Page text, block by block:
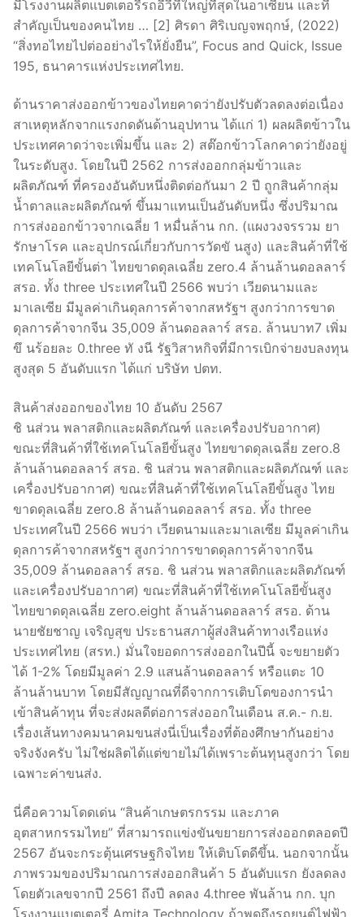
มีโรงงานผลิตแบตเตอรี่รถอีวีที่ใหญ่ที่สุดในอาเซียน และที่
สําคัญเป็นของคนไทย … [2] ศิรดา ศิริเบญจพฤกษ์, (2022)
“สิ่งทอไทยไปต่ออย่างไรให้ยั่งยืน”, Focus and Quick, Issue
195, ธนาคารแห่งประเทศไทย.
ด้านราคาส่งออกข้าวของไทยคาดว่ายังปรับตัวลดลงต่อเนื่อง
สาเหตุหลักจากแรงกดดันด้านอุปทาน ได้แก่ 1) ผลผลิตข้าวใน
ประเทศคาดว่าจะเพิ่มขึ้น และ 2) สต๊อกข้าวโลกคาดว่ายังอยู่
ในระดับสูง. โดยในปี 2562 การส่งออกกลุ่มข้าวและ
ผลิตภัณฑ์ ที่ครองอันดับหนึ่งติดต่อกันมา 2 ปี ถูกสินค้ากลุ่ม
น้ำตาลและผลิตภัณฑ์ ขึ้นมาแทนเป็นอันดับหนึ่ง ซึ่งปริมาณ
การส่งออกข้าวจากเฉลี่ย 1 หมื่นล้าน กก. (แผงวงจรรวม ยา
รักษาโรค และอุปกรณ์เกี่ยวกับการวัดขั นสูง) และสินค้าที่ใช้
เทคโนโลยีขั้นต่า ไทยขาดดุลเฉลี่ย zero.4 ล้านล้านดอลลาร์
สรอ. ทั้ง three ประเทศในปี 2566 พบว่า เวียดนามและ
มาเลเซีย มีมูลค่าเกินดุลการค้าจากสหรัฐฯ สูงกว่าการขาด
ดุลการค้าจากจีน 35,009 ล้านดอลลาร์ สรอ. ล้านบาท7 เพิ่ม
ขึ นร้อยละ 0.three ทั งนี รัฐวิสาหกิจที่มีการเบิกจ่ายงบลงทุน
สูงสุด 5 อันดับแรก ได้แก่ บริษัท ปตท.
สินค้าส่งออกของไทย 10 อันดับ 2567
ชิ นส่วน พลาสติกและผลิตภัณฑ์ และเครื่องปรับอากาศ)
ขณะที่สินค้าที่ใช้เทคโนโลยีขั้นสูง ไทยขาดดุลเฉลี่ย zero.8
ล้านล้านดอลลาร์ สรอ. ชิ นส่วน พลาสติกและผลิตภัณฑ์ และ
เครื่องปรับอากาศ) ขณะที่สินค้าที่ใช้เทคโนโลยีขั้นสูง ไทย
ขาดดุลเฉลี่ย zero.8 ล้านล้านดอลลาร์ สรอ. ทั้ง three
ประเทศในปี 2566 พบว่า เวียดนามและมาเลเซีย มีมูลค่าเกิน
ดุลการค้าจากสหรัฐฯ สูงกว่าการขาดดุลการค้าจากจีน
35,009 ล้านดอลลาร์ สรอ. ชิ นส่วน พลาสติกและผลิตภัณฑ์
และเครื่องปรับอากาศ) ขณะที่สินค้าที่ใช้เทคโนโลยีขั้นสูง
ไทยขาดดุลเฉลี่ย zero.eight ล้านล้านดอลลาร์ สรอ. ด้าน
นายชัยชาญ เจริญสุข ประธานสภาผู้ส่งสินค้าทางเรือแห่ง
ประเทศไทย (สรท.) มั่นใจยอดการส่งออกในปีนี้ จะขยายตัว
ได้ 1-2% โดยมีมูลค่า 2.9 แสนล้านดอลลาร์ หรือแตะ 10
ล้านล้านบาท โดยมีสัญญาณที่ดีจากการเติบโตของการนำ
เข้าสินค้าทุน ที่จะส่งผลดีต่อการส่งออกในเดือน ส.ค.- ก.ย.
เรื่องเส้นทางคมนาคมขนส่งนี่เป็นเรื่องที่ต้องศึกษากันอย่าง
จริงจังครับ ไม่ใช่ผลิตได้แต่ขายไม่ได้เพราะต้นทุนสูงกว่า โดย
เฉพาะค่าขนส่ง.
นี่คือความโดดเด่น “สินค้าเกษตรกรรม และภาค
อุตสาหกรรมไทย” ที่สามารถแข่งขันขยายการส่งออกตลอดปี
2567 อันจะกระตุ้นเศรษฐกิจไทย ให้เติบโตดีขึ้น. นอกจากนั้น
ภาพรวมของปริมาณการส่งออกสินค้า 5 อันดับแรก ยังลดลง
โดยตัวเลขจากปี 2561 ถึงปี ลดลง 4.three พันล้าน กก. บุก
โรงงานแบตเตอรี่ Amita Technology ถ้าพูดถึงรถยนต์ไฟฟ้า